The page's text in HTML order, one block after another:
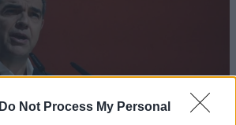
Do Not Process My Personal